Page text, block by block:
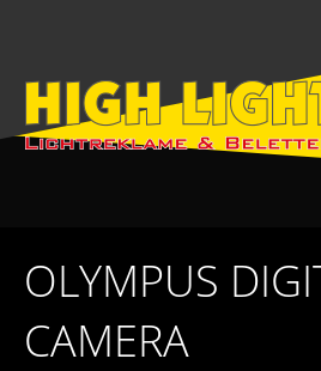
OLYMPUS
CAMERA